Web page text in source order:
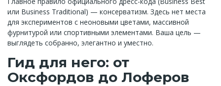
или Business Traditional) — консерватизм. Здесь нет места
для экспериментов с неоновыми цветами, массивной
фурнитурой или спортивными элементами. Ваша цель —
выглядеть собранно, элегантно и уместно.
Гид для него: от
Оксфордов до Лоферов